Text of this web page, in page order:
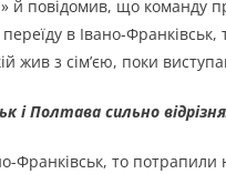
й повідомив, що команду
в Івано-Франківськ,
жив з сім’єю, поки
і Полтава сильно
Франківськ, то